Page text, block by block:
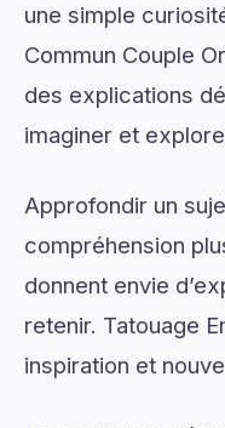
une simple
Commun Couple
des explications
imaginer et
Approfondir un
compréhension
donnent envie
retenir. Tatouage
inspiration et